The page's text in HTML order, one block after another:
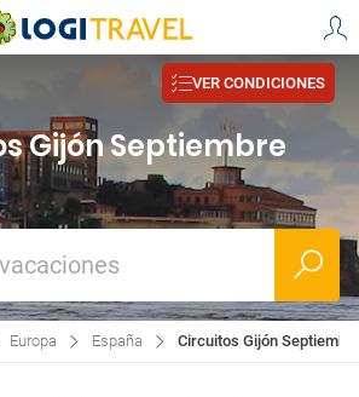
VER CONDICIONES
Gijón Septiembre
Europa España Circuitos Gijón